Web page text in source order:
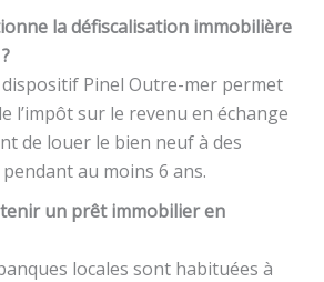
la défiscalisation immobilière
dispositif Pinel Outre-mer permet
l’impôt sur le revenu en échange
de louer le bien neuf à des
au moins 6 ans.
un prêt immobilier en
locales sont habituées à